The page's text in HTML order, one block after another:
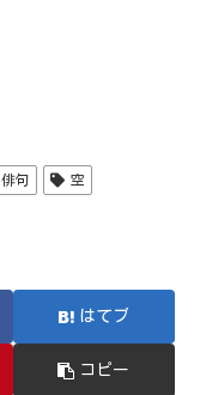
俳句 空
はてブ
コピー